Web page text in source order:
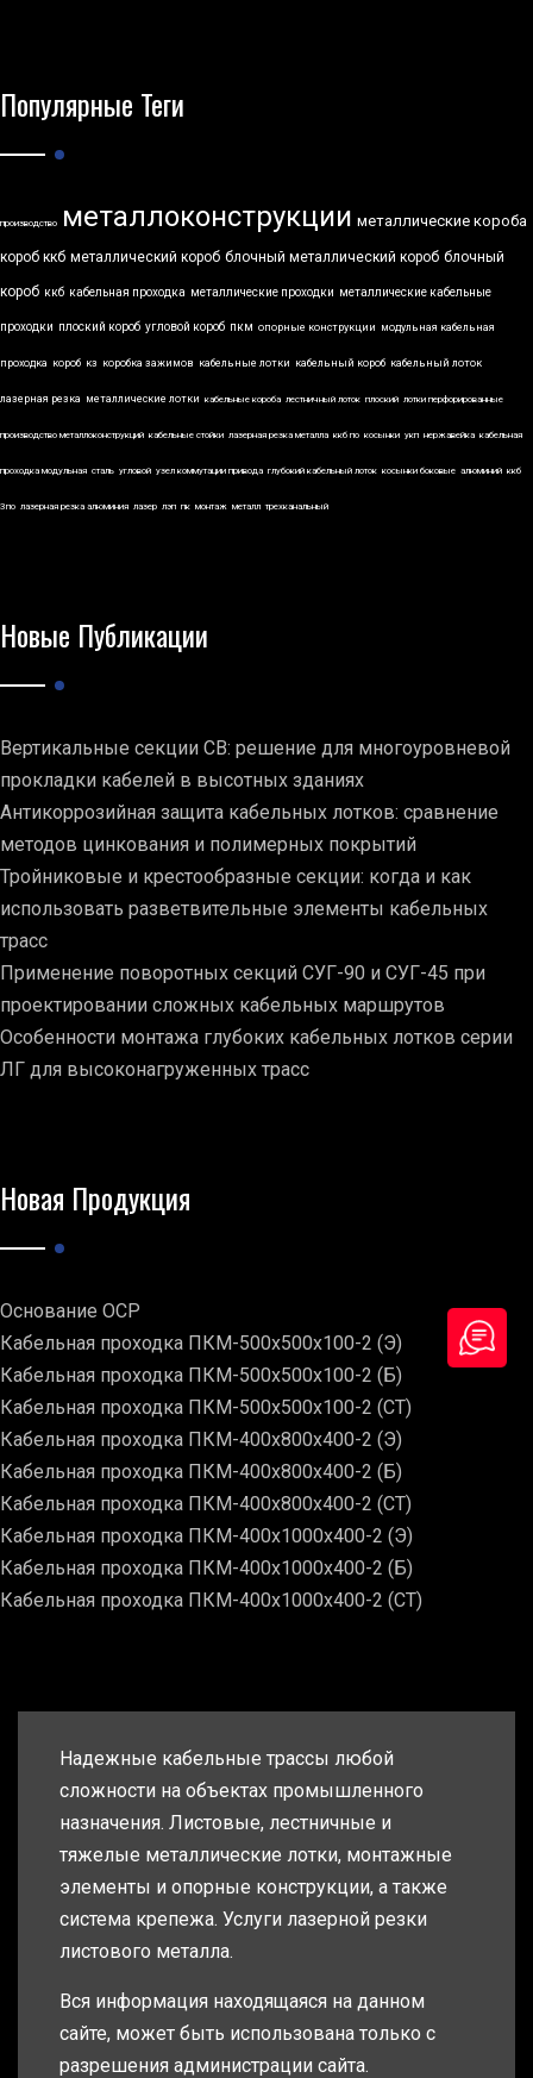
Популярные Теги
производство металлоконструкции металлические короба
короб ккб металлический короб блочный металлический короб блочный
короб ккб кабельная проходка металлические проходки металлические кабельные
проходки плоский короб угловой короб пкм опорные конструкции модульная кабельная
проходка короб кз коробка зажимов кабельные лотки кабельный короб кабельный лоток
лазерная резка металлические лотки кабельные короба лестничный лоток плоский лотки перфорированные
производство металлоконструкций кабельные стойки лазерная резка металла ккб по косынки укп нержавейка кабельная
проходка модульная сталь угловой узел коммутации привода глубокий кабельный лоток косынки боковые алюминий ккб
3по лазерная резка алюминия лазер лэп пк монтаж металл трехканальный
Новые Публикации
Вертикальные секции СВ: решение для многоуровневой
прокладки кабелей в высотных зданиях
Антикоррозийная защита кабельных лотков: сравнение
методов цинкования и полимерных покрытий
Тройниковые и крестообразные секции: когда и как
использовать разветвительные элементы кабельных
трасс
Применение поворотных секций СУГ-90 и СУГ-45 при
проектировании сложных кабельных маршрутов
Особенности монтажа глубоких кабельных лотков серии
ЛГ для высоконагруженных трасс
Новая Продукция
Основание ОСР
Кабельная проходка ПКМ-500х500х100-2 (Э)
Кабельная проходка ПКМ-500х500х100-2 (Б)
Кабельная проходка ПКМ-500х500х100-2 (СТ)
Кабельная проходка ПКМ-400х800х400-2 (Э)
Кабельная проходка ПКМ-400х800х400-2 (Б)
Кабельная проходка ПКМ-400х800х400-2 (СТ)
Кабельная проходка ПКМ-400х1000х400-2 (Э)
Кабельная проходка ПКМ-400х1000х400-2 (Б)
Кабельная проходка ПКМ-400х1000х400-2 (СТ)
Надежные кабельные трассы любой
сложности на объектах промышленного
назначения. Листовые, лестничные и
тяжелые металлические лотки, монтажные
элементы и опорные конструкции, а также
система крепежа. Услуги лазерной резки
листового металла.
Вся информация находящаяся на данном
сайте, может быть использована только с
разрешения администрации сайта.